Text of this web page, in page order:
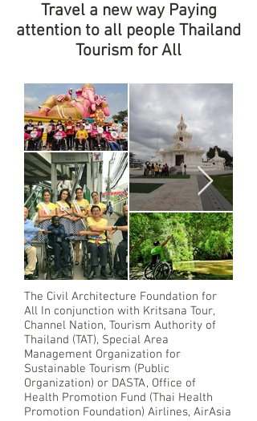
Travel a new way Paying
attention to all people Thailand
Tourism for All
The Civil Architecture Foundation for
All In conjunction with Kritsana Tour,
Channel Nation, Tourism Authority of
Thailand (TAT), Special Area
Management Organization for
Sustainable Tourism (Public
Organization) or DASTA, Office of
Health Promotion Fund (Thai Health
Promotion Foundation) Airlines, AirAsia